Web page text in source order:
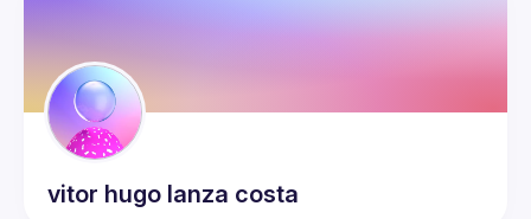
vitor hugo lanza costa